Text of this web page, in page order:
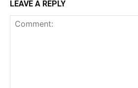
LEAVE A REPLY